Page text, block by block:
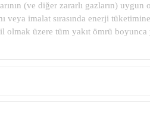
(ve diğer zararlı gazların)
veya imalat sırasında enerji
üzere tüm yakıt ömrü